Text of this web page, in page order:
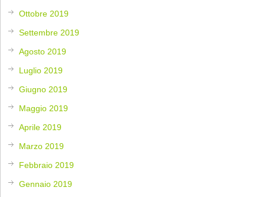
Ottobre 2019
Settembre 2019
Agosto 2019
Luglio 2019
Giugno 2019
Maggio 2019
Aprile 2019
Marzo 2019
Febbraio 2019
Gennaio 2019